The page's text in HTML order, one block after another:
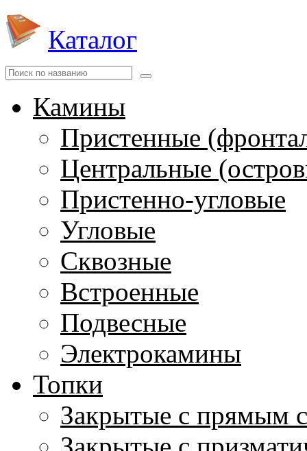
Каталог
Камины
Пристенные
Центральные
Пристенно-угловые
Угловые
Сквозные
Встроенные
Подвесные
Электрокамины
Топки
Закрытые с прямым